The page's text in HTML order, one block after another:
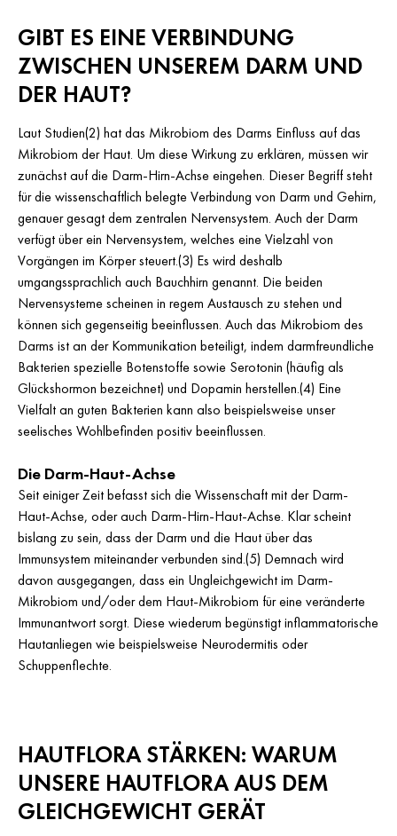
GIBT ES EINE VERBINDUNG
ZWISCHEN UNSEREM DARM UND
DER HAUT?
Laut Studien(2) hat das Mikrobiom des Darms Einfluss auf das
Mikrobiom der Haut. Um diese Wirkung zu erklären, müssen wir
zunächst auf die Darm-Hirn-Achse eingehen. Dieser Begriff steht
für die wissenschaftlich belegte Verbindung von Darm und Gehirn,
genauer gesagt dem zentralen Nervensystem. Auch der Darm
verfügt über ein Nervensystem, welches eine Vielzahl von
Vorgängen im Körper steuert.(3) Es wird deshalb
umgangssprachlich auch Bauchhirn genannt. Die beiden
Nervensysteme scheinen in regem Austausch zu stehen und
können sich gegenseitig beeinflussen. Auch das Mikrobiom des
Darms ist an der Kommunikation beteiligt, indem darmfreundliche
Bakterien spezielle Botenstoffe sowie Serotonin (häufig als
Glückshormon bezeichnet) und Dopamin herstellen.(4) Eine
Vielfalt an guten Bakterien kann also beispielsweise unser
seelisches Wohlbefinden positiv beeinflussen.
Die Darm-Haut-Achse
Seit einiger Zeit befasst sich die Wissenschaft mit der Darm-
Haut-Achse, oder auch Darm-Hirn-Haut-Achse. Klar scheint
bislang zu sein, dass der Darm und die Haut über das
Immunsystem miteinander verbunden sind.(5) Demnach wird
davon ausgegangen, dass ein Ungleichgewicht im Darm-
Mikrobiom und/oder dem Haut-Mikrobiom für eine veränderte
Immunantwort sorgt. Diese wiederum begünstigt inflammatorische
Hautanliegen wie beispielsweise Neurodermitis oder
Schuppenflechte.
HAUTFLORA STÄRKEN: WARUM
UNSERE HAUTFLORA AUS DEM
GLEICHGEWICHT GERÄT